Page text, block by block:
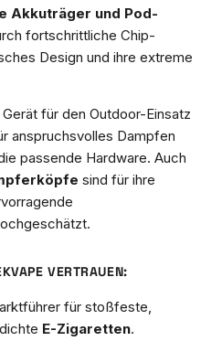
Akkuträger und Pod-
fortschrittliche Chip-
Design und ihre extreme
für den Outdoor-Einsatz
anspruchsvolles Dampfen
passende Hardware. Auch
sind für ihre
VERTRAUEN:
für stoßfeste,
E-Zigaretten.